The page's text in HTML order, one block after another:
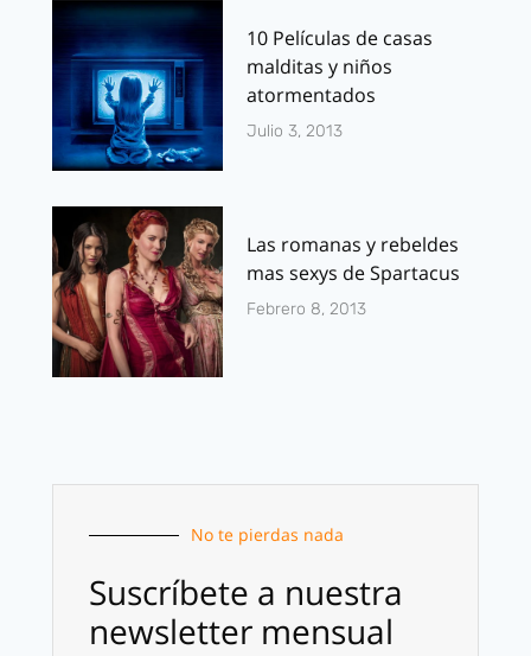
10 Películas de casas
malditas y niños
atormentados
Julio 3, 2013
Las romanas y rebeldes
mas sexys de Spartacus
Febrero 8, 2013
No te pierdas nada
Suscríbete a nuestra
newsletter mensual